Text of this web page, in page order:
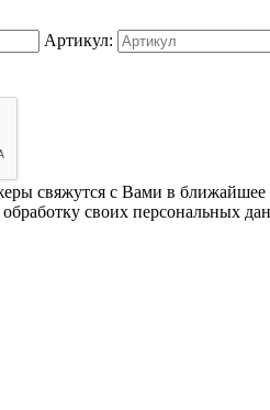
Артикул:
свяжутся с Вами в ближайшее
своих персональных